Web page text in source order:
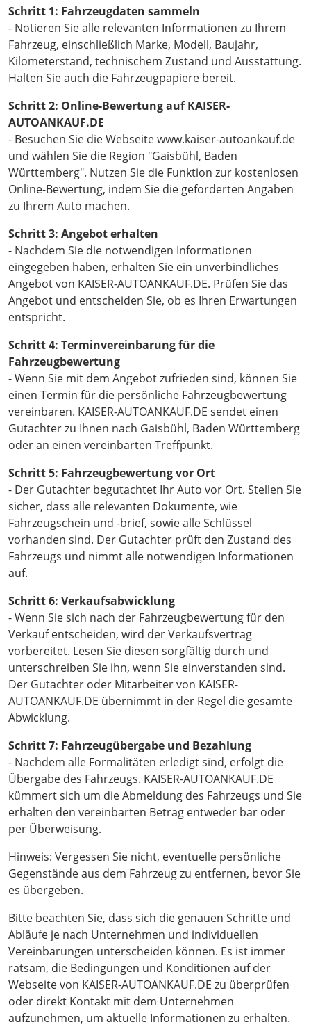
Schritt 1: Fahrzeugdaten sammeln
- Notieren Sie alle relevanten Informationen zu Ihrem
Fahrzeug, einschließlich Marke, Modell, Baujahr,
Kilometerstand, technischem Zustand und Ausstattung.
Halten Sie auch die Fahrzeugpapiere bereit.
Schritt 2: Online-Bewertung auf KAISER-
AUTOANKAUF.DE
- Besuchen Sie die Webseite www.kaiser-autoankauf.de
und wählen Sie die Region "Gaisbühl, Baden
Württemberg". Nutzen Sie die Funktion zur kostenlosen
Online-Bewertung, indem Sie die geforderten Angaben
zu Ihrem Auto machen.
Schritt 3: Angebot erhalten
- Nachdem Sie die notwendigen Informationen
eingegeben haben, erhalten Sie ein unverbindliches
Angebot von KAISER-AUTOANKAUF.DE. Prüfen Sie das
Angebot und entscheiden Sie, ob es Ihren Erwartungen
entspricht.
Schritt 4: Terminvereinbarung für die
Fahrzeugbewertung
- Wenn Sie mit dem Angebot zufrieden sind, können Sie
einen Termin für die persönliche Fahrzeugbewertung
vereinbaren. KAISER-AUTOANKAUF.DE sendet einen
Gutachter zu Ihnen nach Gaisbühl, Baden Württemberg
oder an einen vereinbarten Treffpunkt.
Schritt 5: Fahrzeugbewertung vor Ort
- Der Gutachter begutachtet Ihr Auto vor Ort. Stellen Sie
sicher, dass alle relevanten Dokumente, wie
Fahrzeugschein und -brief, sowie alle Schlüssel
vorhanden sind. Der Gutachter prüft den Zustand des
Fahrzeugs und nimmt alle notwendigen Informationen
auf.
Schritt 6: Verkaufsabwicklung
- Wenn Sie sich nach der Fahrzeugbewertung für den
Verkauf entscheiden, wird der Verkaufsvertrag
vorbereitet. Lesen Sie diesen sorgfältig durch und
unterschreiben Sie ihn, wenn Sie einverstanden sind.
Der Gutachter oder Mitarbeiter von KAISER-
AUTOANKAUF.DE übernimmt in der Regel die gesamte
Abwicklung.
Schritt 7: Fahrzeugübergabe und Bezahlung
- Nachdem alle Formalitäten erledigt sind, erfolgt die
Übergabe des Fahrzeugs. KAISER-AUTOANKAUF.DE
kümmert sich um die Abmeldung des Fahrzeugs und Sie
erhalten den vereinbarten Betrag entweder bar oder
per Überweisung.
Hinweis: Vergessen Sie nicht, eventuelle persönliche
Gegenstände aus dem Fahrzeug zu entfernen, bevor Sie
es übergeben.
Bitte beachten Sie, dass sich die genauen Schritte und
Abläufe je nach Unternehmen und individuellen
Vereinbarungen unterscheiden können. Es ist immer
ratsam, die Bedingungen und Konditionen auf der
Webseite von KAISER-AUTOANKAUF.DE zu überprüfen
oder direkt Kontakt mit dem Unternehmen
aufzunehmen, um aktuelle Informationen zu erhalten.